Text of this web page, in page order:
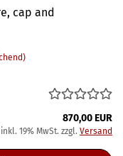
cap and
870,00 EUR
inkl. 19% MwSt. zzgl. Versand